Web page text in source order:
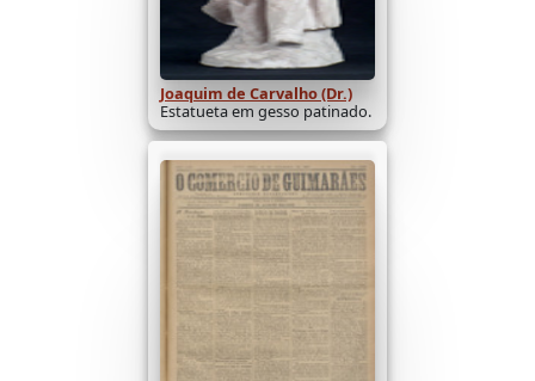
Joaquim de Carvalho (Dr.)
Estatueta em gesso patinado.